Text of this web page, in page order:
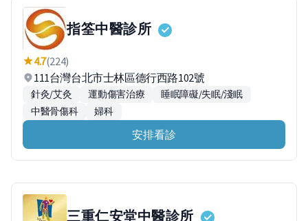
指筌中醫診所
4.7(224)
111台灣台北市士林區德行西路102號
針灸/艾灸 運動傷害治療
睡眠障礙/失眠/淺眠
中醫骨傷科
婦科
安排看診
三重仁安堂中醫診所